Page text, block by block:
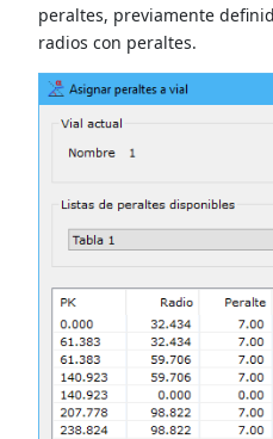
peraltes, previamente
radios con peraltes.